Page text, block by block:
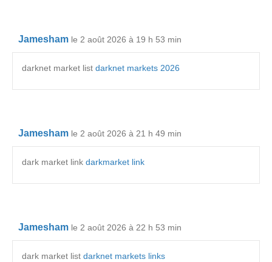
Jamesham le 2 août 2026 à 19 h 53 min
darknet market list darknet markets 2026
Jamesham le 2 août 2026 à 21 h 49 min
dark market link darkmarket link
Jamesham le 2 août 2026 à 22 h 53 min
dark market list darknet markets links